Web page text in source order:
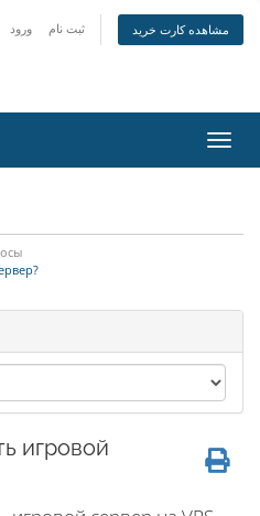
ورود ثبت نام مشاهده کارت خرید
تغییر
игровой